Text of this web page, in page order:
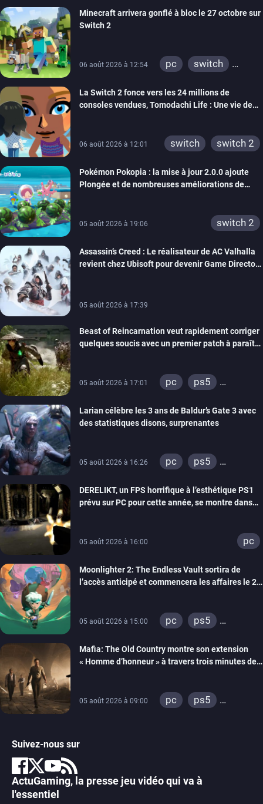
Minecraft arrivera gonflé à bloc le 27 octobre sur
Switch 2
06 août 2026 à 12:54 pc
switch
xbox one
wiiu
3ds
ps3
switch 2
La Switch 2 fonce vers les 24 millions de
consoles vendues, Tomodachi Life : Une vie de
06 août 2026 à 12:01 switch switch 2
Pokémon Pokopia : la mise à jour 2.0.0 ajoute
Plongée et de nombreuses améliorations de
05 août 2026 à 19:06 switch 2
Assassin’s Creed : Le réalisateur de AC Valhalla
revient chez Ubisoft pour devenir Game Director
05 août 2026 à 17:39
Beast of Reincarnation veut rapidement corriger
quelques soucis avec un premier patch à paraître
05 août 2026 à 17:01 pc
ps5
Larian célèbre les 3 ans de Baldur’s Gate 3 avec
des statistiques disons, surprenantes
05 août 2026 à 16:26 pc
ps5
DERELIKT, un FPS horrifique à l’esthétique PS1
prévu sur PC pour cette année, se montre dans
05 août 2026 à 16:00 pc
Moonlighter 2: The Endless Vault sortira de
l’accès anticipé et commencera les affaires le 2
05 août 2026 à 15:00 pc
ps5
Mafia: The Old Country montre son extension
« Homme d’honneur » à travers trois minutes de
05 août 2026 à 09:00 pc
ps5
Suivez-nous sur
ActuGaming, la presse jeu vidéo qui va à
l'essentiel